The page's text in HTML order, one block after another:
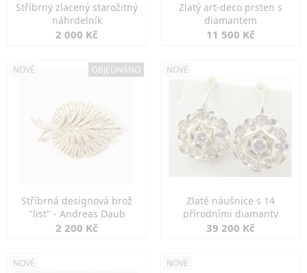
Stříbrný zlacený starožitný
náhrdelník
2 000 Kč
Zlatý art-deco prsten s
diamantem
11 500 Kč
NOVÉ OBJEDNÁNO
Stříbrná designová brož
"list" - Andreas Daub
2 200 Kč
NOVÉ
Zlaté náušnice s 14
přírodními diamanty
39 200 Kč
NOVÉ NOVÉ